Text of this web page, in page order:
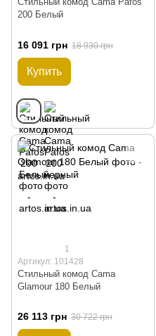
200 Белый
16 091 грн 18 930 грн
Купить
1
Артикул: 101428
Стильный комод Cama
Glamour 180 Белый
26 113 грн 30 722 грн